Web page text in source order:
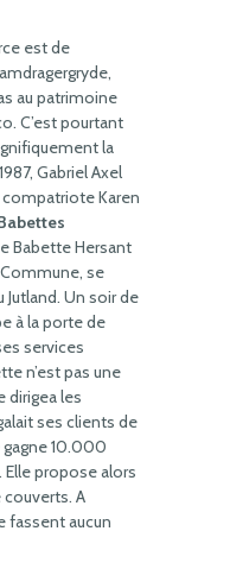
est de
au patrimoine
C’est pourtant
la
Gabriel Axel
compatriote Karen
Babette Hersant
se
Un soir de
à la porte de
services
n’est pas une
dirigea les
ses clients de
10.000
Elle propose alors
couverts. A
fassent aucun